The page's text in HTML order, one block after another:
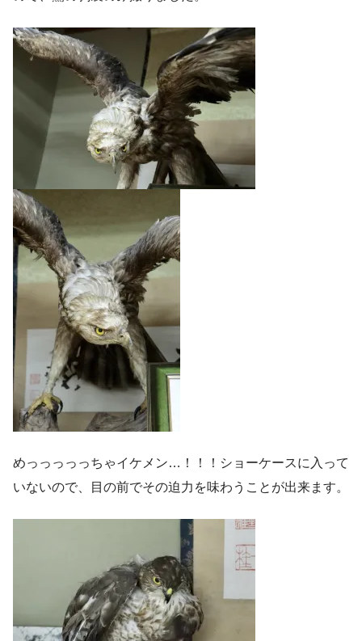
めっっっっっちゃイケメン…！！！ショーケースに入って
いないので、目の前でその迫力を味わうことが出来ます。